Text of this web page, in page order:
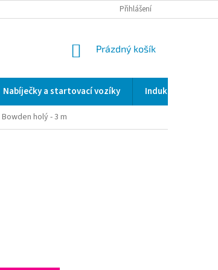
SERVIS / KALIBRACE / VALIDACE/ WELDSCANNER S3
Přihlášení
NÁKUPNÍ
Prázdný košík
Nabíječky a startovací vozíky Indukční a
Bowden holý - 3 m